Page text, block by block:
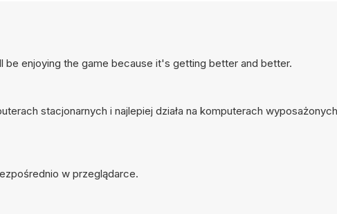
be enjoying the game because it's getting better and better.
stacjonarnych i najlepiej działa na komputerach
w przeglądarce.